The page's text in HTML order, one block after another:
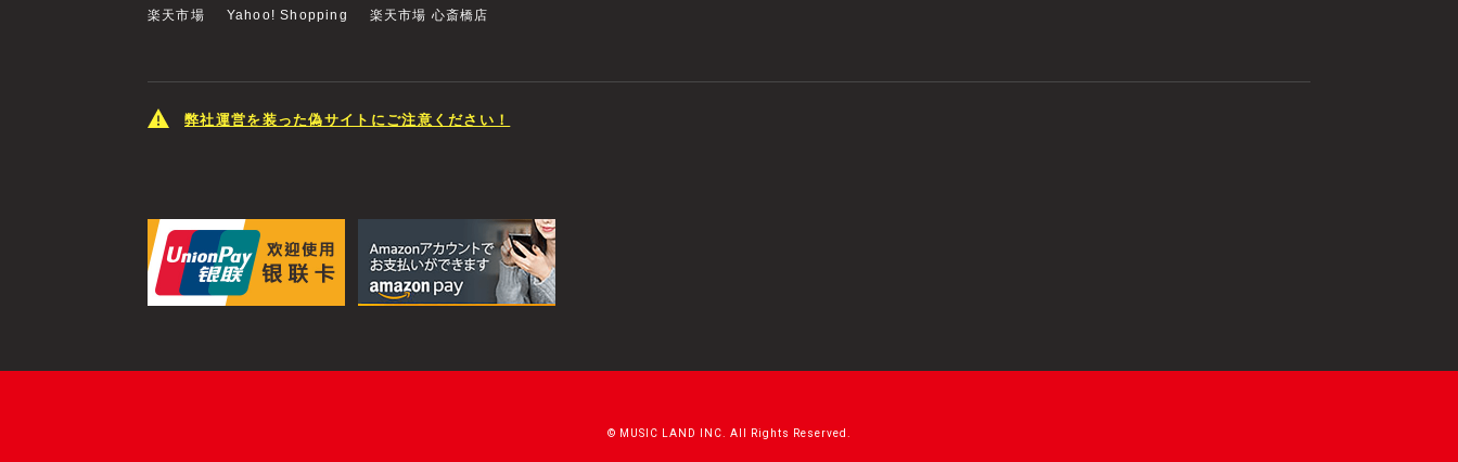
楽天市場 Yahoo! Shopping 楽天市場 心斎橋店
弊社運営を装った偽サイトにご注意ください！
© MUSIC LAND INC. All Rights Reserved.